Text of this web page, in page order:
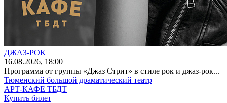
ДЖАЗ-РОК
16.08.2026, 18:00
Программа от группы «Джаз Стрит» в стиле рок и джаз-рок...
Тюменский большой драматический театр
АРТ-КАФЕ ТБДТ
Купить билет